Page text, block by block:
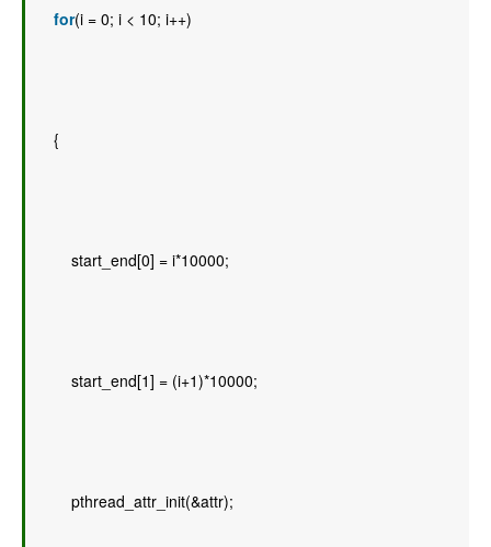
for(i = 0; i < 10; i++)
{
start_end[0] = i*10000;
start_end[1] = (i+1)*10000;
pthread_attr_init(&attr);